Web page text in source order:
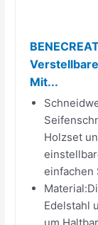
Mit...
Holzset
einfachen
Edelstahl